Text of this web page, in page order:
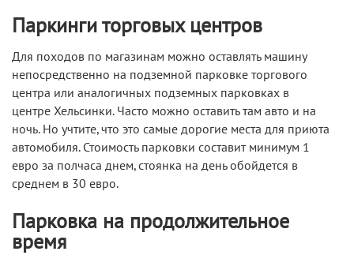
Паркинги торговых центров
Для походов по магазинам можно оставлять машину
непосредственно на подземной парковке торгового
центра или аналогичных подземных парковках в
центре Хельсинки. Часто можно оставить там авто и на
ночь. Но учтите, что это самые дорогие места для приюта
автомобиля. Стоимость парковки составит минимум 1
евро за полчаса днем, стоянка на день обойдется в
среднем в 30 евро.
Парковка на продолжительное
время